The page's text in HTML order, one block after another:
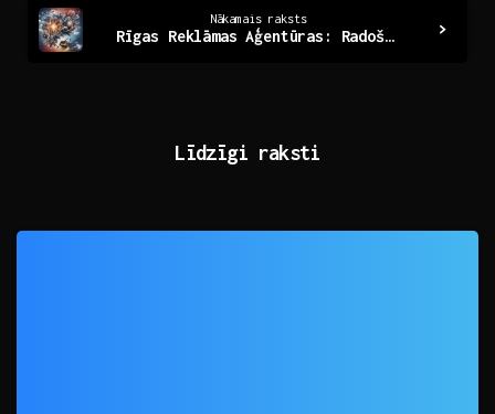
Nākamais raksts
Rīgas Reklāmas Aģentūras: Radošas Idejas Jūsu Biznesam
Līdzīgi raksti